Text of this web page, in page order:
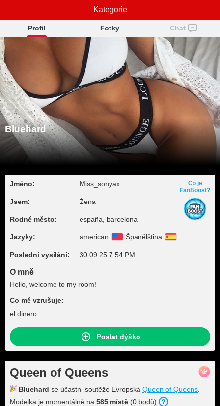
Bluehard
Profil Fotky Chat
Bluehard
Jméno: Miss_sonyax
Jsem: Žena
Rodné město: españa, barcelona
Jazyky: american Španělština
Poslední vysílání: 30.09.25 7:54 PM
Co je
FanBoost?
O mně
Hello, welcome to my room!
Co mě vzrušuje:
el dinero
Poslat dýško
Queen of Queens
Bluehard se účastní soutěže Evropská Queen of Queens
Modelka je momentálně na 585 místě (0 bodů).
Kategorie